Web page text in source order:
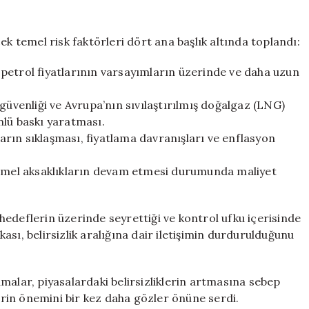
temel risk faktörleri dört ana başlık altında toplandı:
fiyatlarının varsayımların üzerinde ve daha uzun
ve Avrupa’nın sıvılaştırılmış doğalgaz (LNG)
baskı yaratması.
sıklaşması, fiyatlama davranışları ve enflasyon
aksaklıkların devam etmesi durumunda maliyet
üzerinde seyrettiği ve kontrol ufku içerisinde
belirsizlik aralığına dair iletişimin durdurulduğunu
piyasalardaki belirsizliklerin artmasına sebep
önemini bir kez daha gözler önüne serdi.